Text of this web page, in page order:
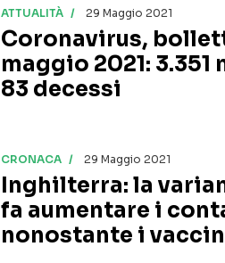
ATTUALITÀ 29 Maggio 2021
Coronavirus,
maggio 2021: 3.351
83 decessi
CRONACA 29 Maggio 2021
Inghilterra: la
fa aumentare i
nonostante i